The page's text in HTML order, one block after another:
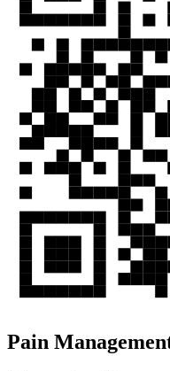
Pain